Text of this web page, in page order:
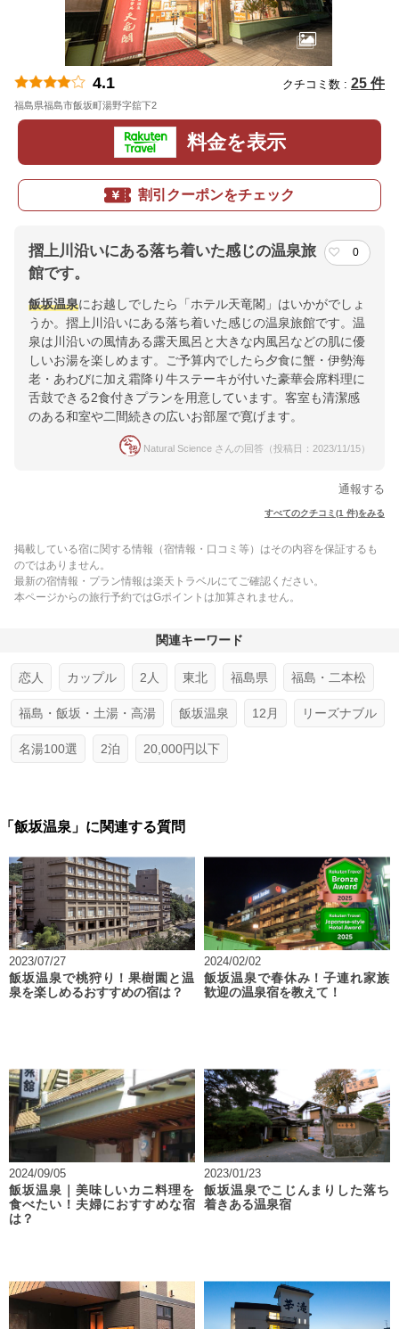
4.1 クチコミ数 : 25 件
福島県福島市飯坂町湯野字舘下2
料金を表示
割引クーポンをチェック
摺上川沿いにある落ち着いた感じの温泉旅
館です。
0
飯坂温泉にお越しでしたら「ホテル天竜閣」はいかがでしょ
うか。摺上川沿いにある落ち着いた感じの温泉旅館です。温
泉は川沿いの風情ある露天風呂と大きな内風呂などの肌に優
しいお湯を楽しめます。ご予算内でしたら夕食に蟹・伊勢海
老・あわびに加え霜降り牛ステーキが付いた豪華会席料理に
舌鼓できる2食付きプランを用意しています。客室も清潔感
のある和室や二間続きの広いお部屋で寛げます。
Natural Science さんの回答（投稿日：2023/11/15）
通報する
すべてのクチコミ(1 件)をみる
掲載している宿に関する情報（宿情報・口コミ等）はその内容を保証するも
のではありません。
最新の宿情報・プラン情報は楽天トラベルにてご確認ください。
本ページからの旅行予約ではGポイントは加算されません。
関連キーワード
恋人 カップル 2人 東北 福島県 福島・二本松
福島・飯坂・土湯・高湯 飯坂温泉 12月 リーズナブル
名湯100選 2泊 20,000円以下
「飯坂温泉」に関連する質問
2023/07/27
飯坂温泉で桃狩り！果樹園と温
泉を楽しめるおすすめの宿は？
2024/02/02
飯坂温泉で春休み！子連れ家族
歓迎の温泉宿を教えて！
2024/09/05
飯坂温泉｜美味しいカニ料理を
食べたい！夫婦におすすめな宿
は？
2023/01/23
飯坂温泉でこじんまりした落ち
着きある温泉宿